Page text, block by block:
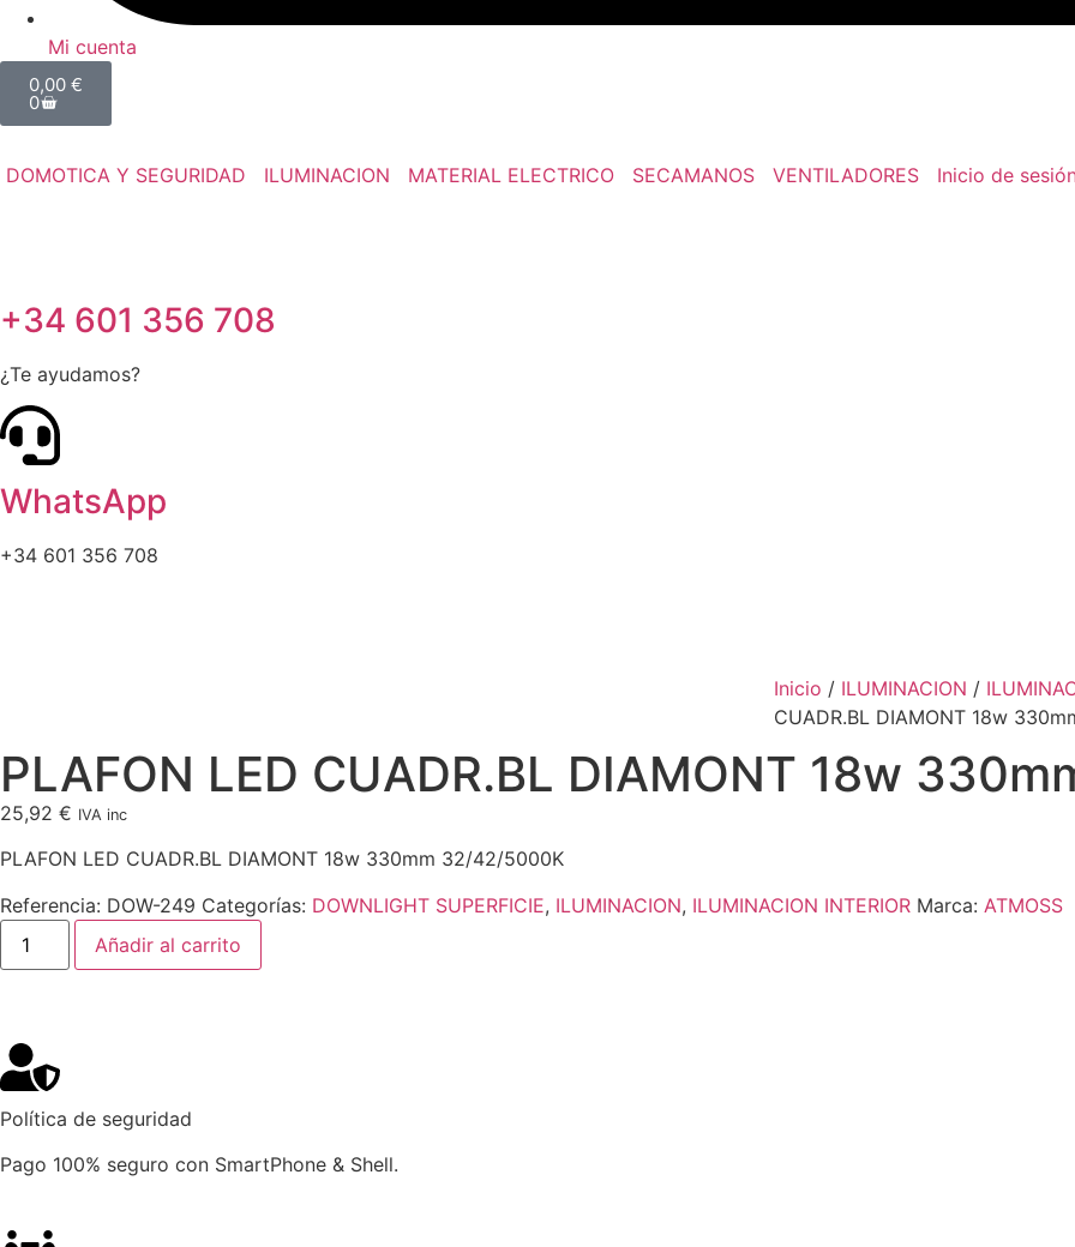
Mi cuenta
0,00 €
0
DOMOTICA Y SEGURIDAD ILUMINACION MATERIAL ELECTRICO SECAMANOS VENTILADORES Inicio de
+34 601 356 708
¿Te ayudamos?
WhatsApp
+34 601 356 708
Inicio / ILUMINACION /
CUADR.BL DIAMONT 18w
PLAFON LED CUADR.BL DIAMONT 18w
25,92 € IVA inc
PLAFON LED CUADR.BL DIAMONT 18w 330mm 32/42/5000K
Referencia: DOW-249 Categorías: DOWNLIGHT SUPERFICIE, ILUMINACION, ILUMINACION INTERIOR Marca: ATMOSS
Añadir al carrito
Política de seguridad
Pago 100% seguro con SmartPhone & Shell.